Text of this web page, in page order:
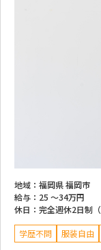
地域： 福岡県 福岡市
給与： 25 ～34万円
休日： 完全週休2日制（
学歴不問 服装自由